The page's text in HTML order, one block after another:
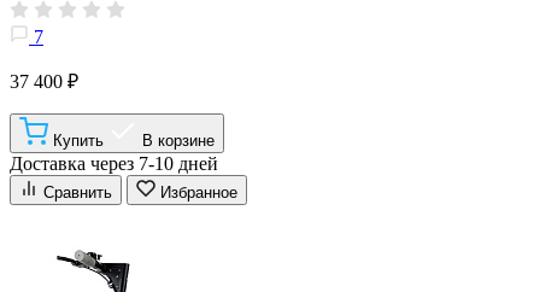
7
37 400 ₽
Купить В корзине
Доставка через 7-10 дней
Сравнить Избранное